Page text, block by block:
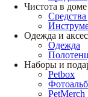
Чистота в доме
Одежда и
Одежда
Наборы и
Petbox
PetMerch